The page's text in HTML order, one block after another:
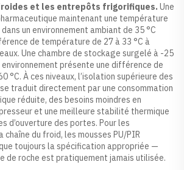
et les entrepôts frigorifiques. Une
maintenant une température
un environnement ambiant de 35 °C
de température de 27 à 33 °C à
Une chambre de stockage surgelé à -25
environnement présente une différence de
°C. À ces niveaux, l’isolation supérieure des
traduit directement par une consommation
réduite, des besoins moindres en
et une meilleure stabilité thermique
d’ouverture des portes. Pour les
du froid, les mousses PU/PIR
toujours la spécification appropriée —
de roche est pratiquement jamais utilisée.